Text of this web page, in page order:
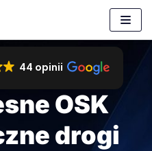
44 opinii
OSK
drogi